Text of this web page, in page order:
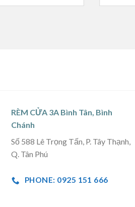
RÈM CỬA 3A Bình Tân, Bình
Chánh
Số 588 Lê Trọng Tấn, P. Tây Thạnh,
Q. Tân Phú
PHONE: 0925 151 666